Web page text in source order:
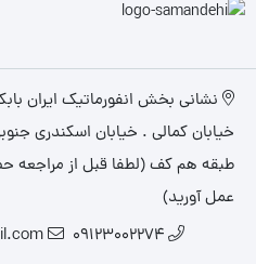
نشانی بخش انفورماتیک ایران
طبقه هم کف (لطفا قبل از مراجعه
عمل آورید)
09123002274